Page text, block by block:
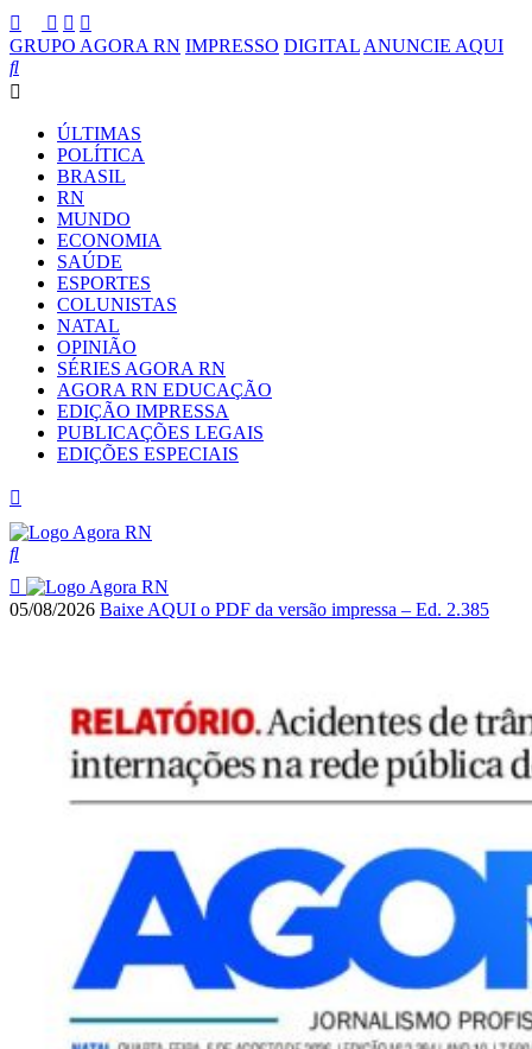
GRUPO AGORA RN IMPRESSO DIGITAL ANUNCIE AQUI
ÚLTIMAS
POLÍTICA
BRASIL
RN
MUNDO
ECONOMIA
SAÚDE
ESPORTES
COLUNISTAS
NATAL
OPINIÃO
SÉRIES AGORA RN
AGORA RN EDUCAÇÃO
EDIÇÃO IMPRESSA
PUBLICAÇÕES LEGAIS
EDIÇÕES ESPECIAIS
05/08/2026 Baixe AQUI o PDF da versão impressa – Ed. 2.385